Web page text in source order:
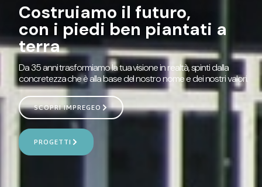
Costruiamo il futuro,
con i piedi ben piantati a
terra
Da 35 anni trasformiamo la tua visione in realtà, spinti dalla
concretezza che è alla base del nostro nome e dei nostri valori.
SCOPRI IMPREGEO
PROGETTI